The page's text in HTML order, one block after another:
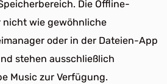
Die Offline-
nicht wie gewöhnliche
oder in der Dateien-App
stehen ausschließlich
Music zur Verfügung.